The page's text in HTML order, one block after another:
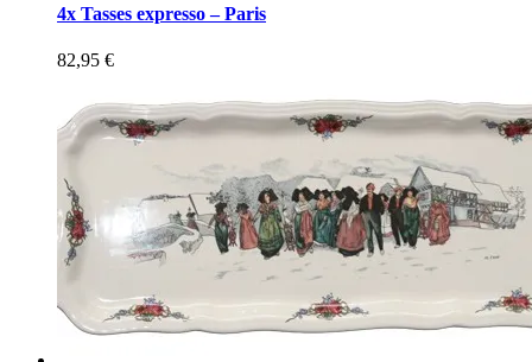
4x Tasses expresso – Paris
82,95 €